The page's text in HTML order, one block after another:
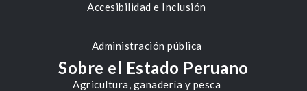
Accesibilidad e Inclusión
Administración pública
Agricultura, ganadería y pesca
Sobre el Estado Peruano